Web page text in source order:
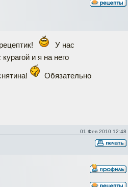
У нас
и я на него
Обязательно
01 Фев 2010 12:48